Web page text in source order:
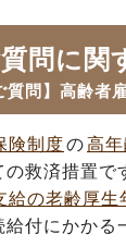
問に関
質問】高齢者
険制度の高
の救済措置で
給の老齢厚生
給付にかかる